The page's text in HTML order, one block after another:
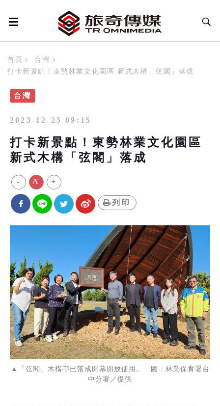
首頁
台灣
打卡新景點！東勢林業文化園區 新式木構「弦閣」落成
台灣
2023-12-25 09:15
打卡新景點！東勢林業文化園區
新式木構「弦閣」落成
- A +
列印
▲「弦閣」木構亭已落成開幕開放使用。 圖：林業保育署台
中分署／提供